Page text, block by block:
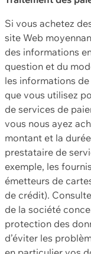
Si vous achetez
site Web
des informations
question et du
les informations
que vous utilisez
de services de
vous nous ayez
montant et la
prestataire de
exemple, les
émetteurs de
de crédit).
de la société
protection des
d’éviter les